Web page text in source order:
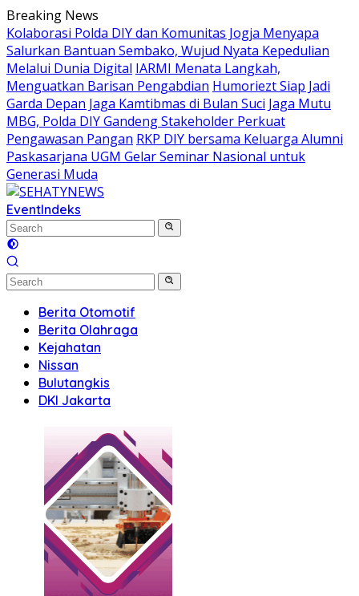
Skip
to
content
Breaking News
Kolaborasi Polda DIY dan Komunitas Jogja Menyapa
Salurkan Bantuan Sembako, Wujud Nyata Kepedulian
Melalui Dunia Digital IARMI Menata Langkah,
Menguatkan Barisan Pengabdian Humoriezt Siap Jadi
Garda Depan Jaga Kamtibmas di Bulan Suci Jaga Mutu
MBG, Polda DIY Gandeng Stakeholder Perkuat
Pengawasan Pangan RKP DIY bersama Keluarga Alumni
Paskasarjana UGM Gelar Seminar Nasional untuk
Generasi Muda
EventIndeks
Berita Otomotif
Berita Olahraga
Kejahatan
Nissan
Bulutangkis
DKI Jakarta